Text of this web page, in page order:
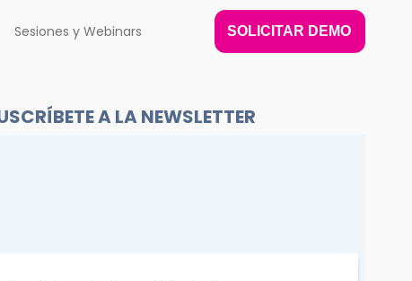
Sesiones y Webinars SOLICITAR DEMO
A LA NEWSLETTER